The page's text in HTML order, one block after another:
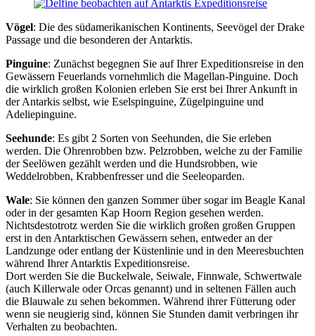
Vögel: Die des südamerikanischen Kontinents, Seevögel der Drake
Passage und die besonderen der Antarktis.
Pinguine: Zunächst begegnen Sie auf Ihrer Expeditionsreise in den
Gewässern Feuerlands vornehmlich die Magellan-Pinguine. Doch
die wirklich großen Kolonien erleben Sie erst bei Ihrer Ankunft in
der Antarkis selbst, wie Eselspinguine, Zügelpinguine und
Adeliepinguine.
Seehunde: Es gibt 2 Sorten von Seehunden, die Sie erleben
werden. Die Ohrenrobben bzw. Pelzrobben, welche zu der Familie
der Seelöwen gezählt werden und die Hundsrobben, wie
Weddelrobben, Krabbenfresser und die Seeleoparden.
Wale: Sie können den ganzen Sommer über sogar im Beagle Kanal
oder in der gesamten Kap Hoorn Region gesehen werden.
Nichtsdestotrotz werden Sie die wirklich großen großen Gruppen
erst in den Antarktischen Gewässern sehen, entweder an der
Landzunge oder entlang der Küstenlinie und in den Meeresbuchten
während Ihrer Antarktis Expeditionsreise.
Dort werden Sie die Buckelwale, Seiwale, Finnwale, Schwertwale
(auch Killerwale oder Orcas genannt) und in seltenen Fällen auch
die Blauwale zu sehen bekommen. Während ihrer Fütterung oder
wenn sie neugierig sind, können Sie Stunden damit verbringen ihr
Verhalten zu beobachten.